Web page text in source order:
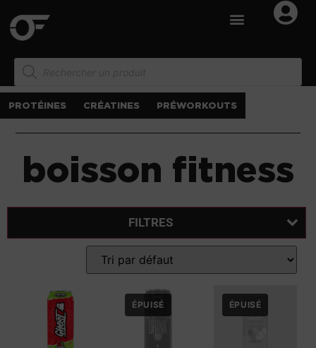
PROTÉINES CRÉATINES PRÉWORKOUTS
boisson fitness
FILTRES